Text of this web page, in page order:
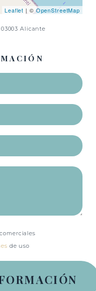
Leaflet | ©OpenStreetMap
Alicante
de uso